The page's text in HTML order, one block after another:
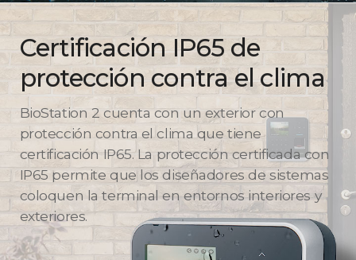
Certificación IP65 de
protección contra el clima
BioStation 2 cuenta con un exterior con
protección contra el clima que tiene
certificación IP65. La protección certificada con
IP65 permite que los diseñadores de sistemas
coloquen la terminal en entornos interiores y
exteriores.